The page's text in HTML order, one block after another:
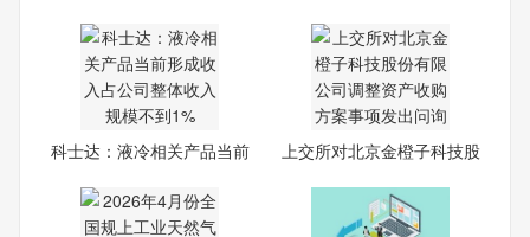
科士达：液冷相关产品当前
上交所对北京金橙子科技股